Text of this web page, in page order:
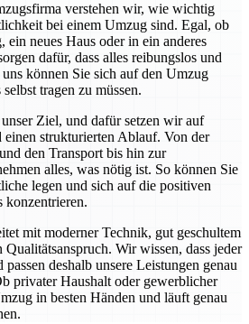
verstehen wir, wie wichtig
bei einem Umzug sind. Egal, ob
ein neues Haus oder in ein anderes
dafür, dass alles reibungslos und
können Sie sich auf den Umzug
tragen zu müssen.
Ziel, und dafür setzen wir auf
strukturierten Ablauf. Von der
den Transport bis hin zur
alles, was nötig ist. So können Sie
legen und sich auf die positiven
konzentrieren.
mit moderner Technik, gut geschultem
Qualitätsanspruch. Wir wissen, dass jeder
deshalb unsere Leistungen genau
privater Haushalt oder gewerblicher
in besten Händen und läuft genau